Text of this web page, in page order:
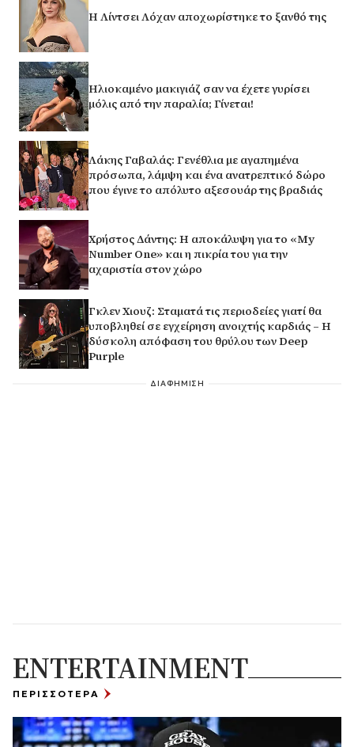
Η Λίντσει Λόχαν αποχωρίστηκε το ξανθό της
Ηλιοκαμένο μακιγιάζ σαν να έχετε γυρίσει
μόλις από την παραλία; Γίνεται!
Λάκης Γαβαλάς: Γενέθλια με αγαπημένα
πρόσωπα, λάμψη και ένα ανατρεπτικό δώρο
που έγινε το απόλυτο αξεσουάρ της βραδιάς
Χρήστος Δάντης: Η αποκάλυψη για το «My
Number One» και η πικρία του για την
αχαριστία στον χώρο
Γκλεν Χιουζ: Σταματά τις περιοδείες γιατί θα
υποβληθεί σε εγχείρηση ανοιχτής καρδιάς – Η
δύσκολη απόφαση του θρύλου των Deep
Purple
ΔΙΑΦΗΜΙΣΗ
ENTERTAINMENT
ΠΕΡΙΣΣΟΤΕΡΑ